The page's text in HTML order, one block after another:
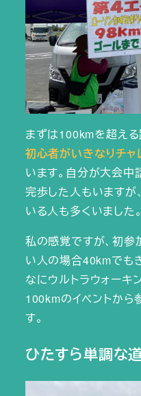
まずは100kmを超え
初心者がいきなりチ
います。自分が大会
完歩した人もいますが
いる人も多くいました。
私の感覚ですが、初
い人の場合40kmでも
なにウルトラウォーキ
100kmのイベントから
す。
ひたすら単調な